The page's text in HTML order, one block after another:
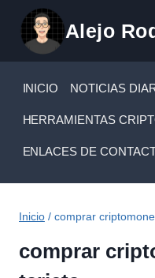
contenido
Alejo
INICIO NOTICIAS
HERRAMIENTAS
ENLACES DE
Inicio / comprar
comprar